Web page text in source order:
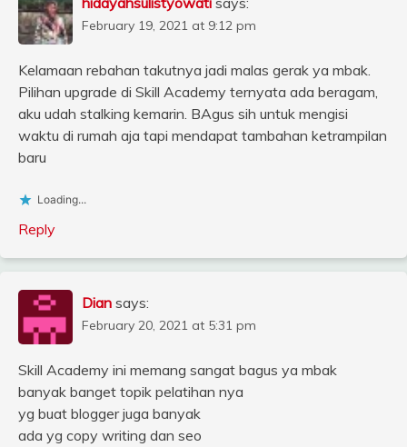
February 19, 2021 at 9:12 pm
Kelamaan rebahan takutnya jadi malas gerak ya mbak.
Pilihan upgrade di Skill Academy ternyata ada beragam,
aku udah stalking kemarin. BAgus sih untuk mengisi
waktu di rumah aja tapi mendapat tambahan ketrampilan
baru
Loading...
Reply
Dian says:
February 20, 2021 at 5:31 pm
Skill Academy ini memang sangat bagus ya mbak
banyak banget topik pelatihan nya
yg buat blogger juga banyak
ada yg copy writing dan seo